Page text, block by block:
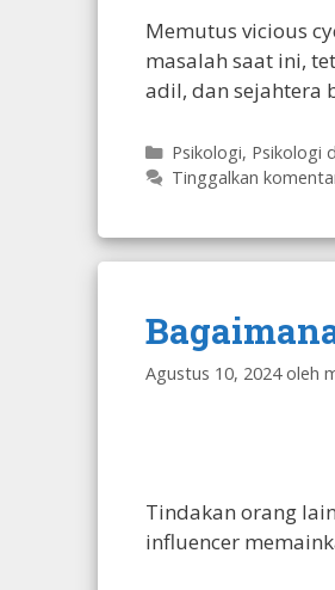
Memutus vicious
masalah saat ini,
adil, dan sejahtera
Kategori
Psikologi, Psikologi
Tinggalkan
Agustus 10, 2024 oleh
Tindakan orang
influencer